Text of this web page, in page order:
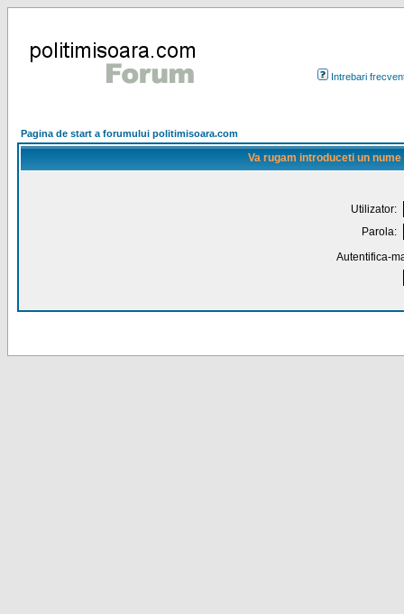
Intrebari
Pagina de start a forumului politimisoara.com
Va rugam introduceti un
Utilizator:
Parola:
Autentifica-